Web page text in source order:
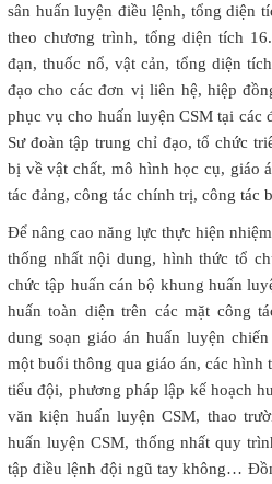
sân huấn luyện điều lệnh, tổng diện
theo chương trình, tổng diện tích
đạn, thuốc nổ, vật cản, tổng diện
đạo cho các đơn vị liên hệ, hiệp
phục vụ cho huấn luyện CSM tại các
Sư đoàn tập trung chỉ đạo, tổ chức
bị về vật chất, mô hình học cụ, giáo
tác đảng, công tác chính trị, công tác
Để nâng cao năng lực thực hiện
thống nhất nội dung, hình thức tổ
chức tập huấn cán bộ khung huấn
huấn toàn diện trên các mặt công
dung soạn giáo án huấn luyện
một buổi thông qua giáo án, các hình
tiểu đội, phương pháp lập kế hoạch
văn kiện huấn luyện CSM, thao
huấn luyện CSM, thống nhất quy
tập điều lệnh đội ngũ tay không…